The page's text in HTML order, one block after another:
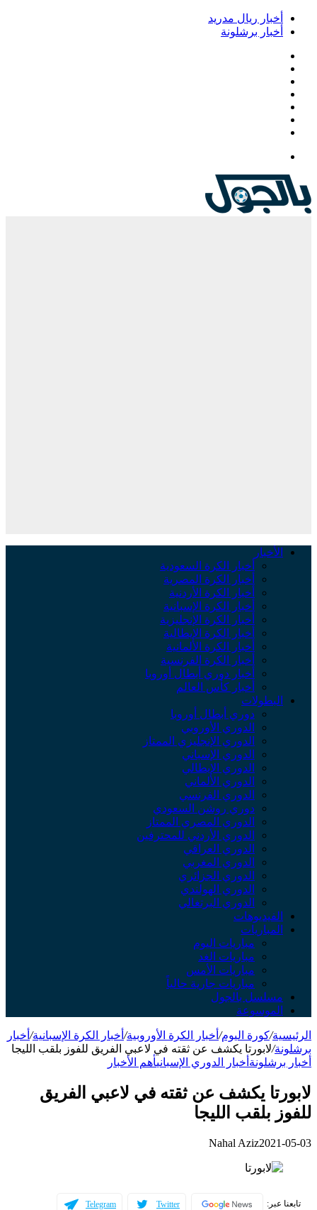
أخبار ريال مدريد
أخبار برشلونة
الأخبار
أخبار الكرة السعودية
أخبار الكرة المصرية
أخبار الكرة الأردنية
أخبار الكرة الإسبانية
أخبار الكرة الإنجليزية
أخبار الكرة الإيطالية
أخبار الكرة الألمانية
أخبار الكرة الفرنسية
أخبار دوري أبطال أوروبا
أخبار كأس العالم
البطولات
دوري أبطال أوروبا
الدوري الأوروبي
الدوري الإنجليزي الممتاز
الدوري الإسباني
الدوري الإيطالي
الدوري الألماني
الدوري الفرنسي
دوري روشن السعودي
الدوري المصري الممتاز
الدوري الأردني للمحترفين
الدوري العراقي
الدوري المغربي
الدوري الجزائري
الدوري الهولندي
الدوري البرتغالي
الفيديوهات
المباريات
مباريات اليوم
مباريات الغد
مباريات الأمس
مباريات جارية حالياً
مسلسل بالجول
الموسوعة
الرئيسية/كورة اليوم/ أخبار الكرة الأوروبية/ أخبار الكرة الإسبانية/ أخبار
برشلونة/لابورتا يكشف عن ثقته في لاعبي الفريق للفوز بلقب الليجا
أخبار برشلونة أخبار الدوري الإسبانيأهم الأخبار
لابورتا يكشف عن ثقته في لاعبي الفريق
للفوز بلقب الليجا
Nahal Aziz2021-05-03
تابعنا عبر: Twitter
Telegram